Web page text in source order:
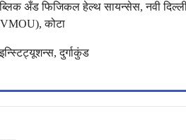
अँड फिजिकल हेल्थ सायन्सेस, नवी
(VMOU), कोटा
दुर्गाकुंड